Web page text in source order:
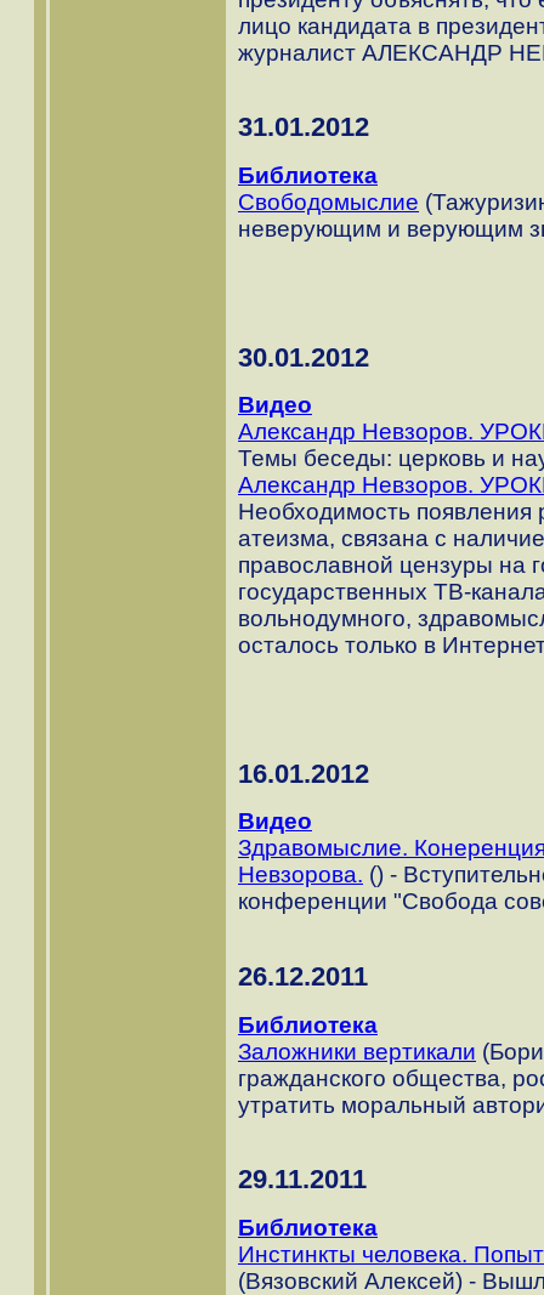
лицо кандидата в
журналист АЛЕКСАНДР
31.01.2012
Библиотека
Свободомыслие
неверующим и верующим
30.01.2012
Видео
Александр Невзоров.
Темы беседы: церковь и
Александр Невзоров.
Необходимость
атеизма, связана с
православной цензуры на
государственных ТВ-
вольнодумного,
осталось только в
16.01.2012
Видео
Здравомыслие.
Невзорова. () -
конференции "Свобода
26.12.2011
Библиотека
Заложники вертикали
гражданского общества,
утратить моральный
29.11.2011
Библиотека
Инстинкты человека.
(Вязовский Алексей) -